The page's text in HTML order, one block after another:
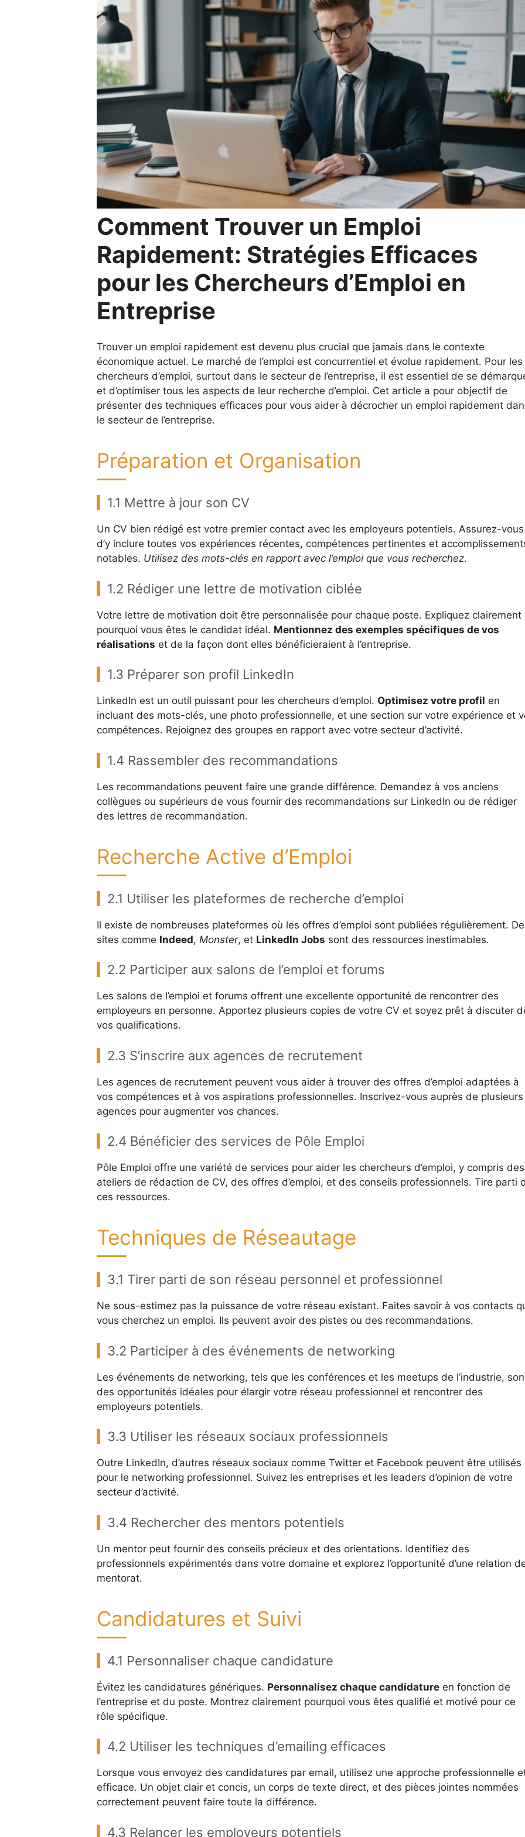
Comment Trouver un Emploi
Rapidement: Stratégies Efficaces
pour les Chercheurs d’Emploi en
Entreprise
Trouver un emploi rapidement est devenu plus crucial que jamais dans le contexte
économique actuel. Le marché de l’emploi est concurrentiel et évolue rapidement. Pour les
chercheurs d’emploi, surtout dans le secteur de l’entreprise, il est essentiel de se
et d’optimiser tous les aspects de leur recherche d’emploi. Cet article a pour objectif de
présenter des techniques efficaces pour vous aider à décrocher un emploi rapidement
le secteur de l’entreprise.
Préparation et Organisation
1.1 Mettre à jour son CV
Un CV bien rédigé est votre premier contact avec les employeurs potentiels. Assurez-vous
d’y inclure toutes vos expériences récentes, compétences pertinentes et
notables. Utilisez des mots-clés en rapport avec l’emploi que vous recherchez.
1.2 Rédiger une lettre de motivation ciblée
Votre lettre de motivation doit être personnalisée pour chaque poste. Expliquez clairement
pourquoi vous êtes le candidat idéal. Mentionnez des exemples spécifiques de vos
réalisations et de la façon dont elles bénéficieraient à l’entreprise.
1.3 Préparer son profil LinkedIn
LinkedIn est un outil puissant pour les chercheurs d’emploi. Optimisez votre profil en
incluant des mots-clés, une photo professionnelle, et une section sur votre expérience et
compétences. Rejoignez des groupes en rapport avec votre secteur d’activité.
1.4 Rassembler des recommandations
Les recommandations peuvent faire une grande différence. Demandez à vos anciens
collègues ou supérieurs de vous fournir des recommandations sur LinkedIn ou de rédiger
des lettres de recommandation.
Recherche Active d’Emploi
2.1 Utiliser les plateformes de recherche d’emploi
Il existe de nombreuses plateformes où les offres d’emploi sont publiées régulièrement.
sites comme Indeed, Monster, et LinkedIn Jobs sont des ressources inestimables.
2.2 Participer aux salons de l’emploi et forums
Les salons de l’emploi et forums offrent une excellente opportunité de rencontrer des
employeurs en personne. Apportez plusieurs copies de votre CV et soyez prêt à discuter
vos qualifications.
2.3 S’inscrire aux agences de recrutement
Les agences de recrutement peuvent vous aider à trouver des offres d’emploi adaptées à
vos compétences et à vos aspirations professionnelles. Inscrivez-vous auprès de plusieurs
agences pour augmenter vos chances.
2.4 Bénéficier des services de Pôle Emploi
Pôle Emploi offre une variété de services pour aider les chercheurs d’emploi, y compris des
ateliers de rédaction de CV, des offres d’emploi, et des conseils professionnels. Tire parti
ces ressources.
Techniques de Réseautage
3.1 Tirer parti de son réseau personnel et professionnel
Ne sous-estimez pas la puissance de votre réseau existant. Faites savoir à vos contacts
vous cherchez un emploi. Ils peuvent avoir des pistes ou des recommandations.
3.2 Participer à des événements de networking
Les événements de networking, tels que les conférences et les meetups de l’industrie,
des opportunités idéales pour élargir votre réseau professionnel et rencontrer des
employeurs potentiels.
3.3 Utiliser les réseaux sociaux professionnels
Outre LinkedIn, d’autres réseaux sociaux comme Twitter et Facebook peuvent être utilisés
pour le networking professionnel. Suivez les entreprises et les leaders d’opinion de votre
secteur d’activité.
3.4 Rechercher des mentors potentiels
Un mentor peut fournir des conseils précieux et des orientations. Identifiez des
professionnels expérimentés dans votre domaine et explorez l’opportunité d’une relation
mentorat.
Candidatures et Suivi
4.1 Personnaliser chaque candidature
Évitez les candidatures génériques. Personnalisez chaque candidatureen fonction de
l’entreprise et du poste. Montrez clairement pourquoi vous êtes qualifié et motivé pour ce
rôle spécifique.
4.2 Utiliser les techniques d’emailing efficaces
Lorsque vous envoyez des candidatures par email, utilisez une approche professionnelle
efficace. Un objet clair et concis, un corps de texte direct, et des pièces jointes nommées
correctement peuvent faire toute la différence.
4.3 Relancer les employeurs potentiels